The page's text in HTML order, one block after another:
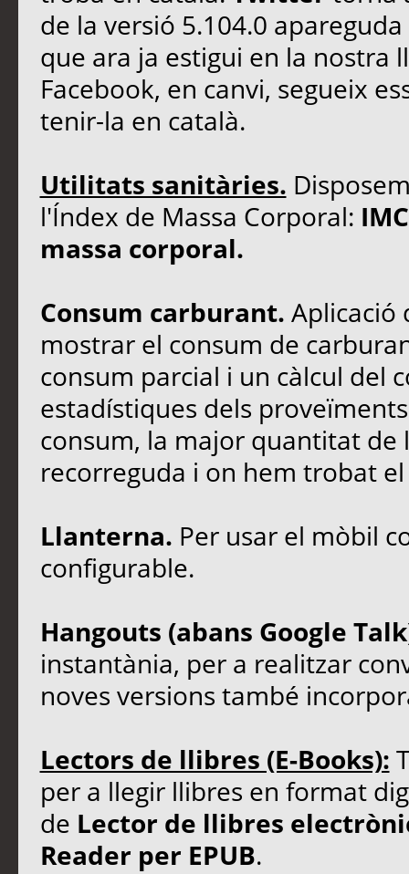
de la versió 5.104.0
que ara ja estigui en la nostra
Facebook, en canvi, segueix
tenir-la en català.
Utilitats sanitàries.
l'Índex de Massa Corporal: IMC
massa corporal.
Consum carburant. Aplicació
mostrar el consum de
consum parcial i un càlcul del
estadístiques dels
consum, la major quantitat
recorreguda i on hem trobat
Llanterna. Per usar el mòbil
configurable.
Hangouts (abans Google
instantània, per a realitzar
noves versions també
Lectors de llibres (E-Books):
per a llegir llibres en format
de Lector de llibres
Reader per EPUB.